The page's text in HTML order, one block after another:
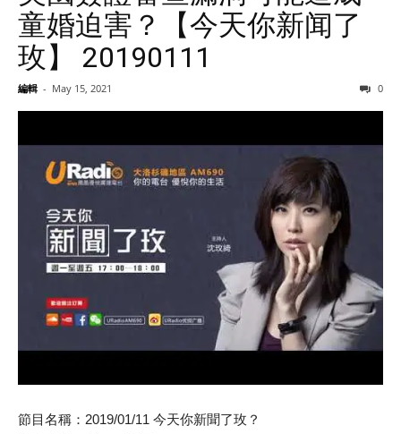
童婚迫害？【今天你新闻了
玫】 20190111
編輯 - May 15, 2021 0
節目名稱：2019/01/11 今天你新聞了玫？